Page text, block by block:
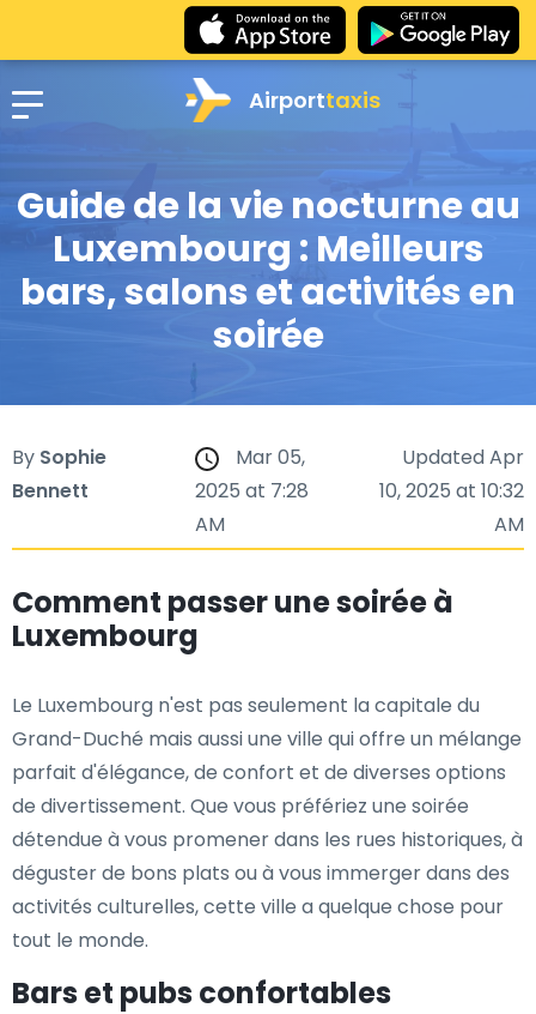
Airporttaxis
Guide de la vie nocturne au
Luxembourg : Meilleurs
bars, salons et activités en
soirée
By Sophie
Bennett
Mar 05,
2025 at 7:28
AM
Updated Apr
10, 2025 at 10:32
AM
Comment passer une soirée à
Luxembourg
Le Luxembourg n'est pas seulement la capitale du
Grand-Duché mais aussi une ville qui offre un mélange
parfait d'élégance, de confort et de diverses options
de divertissement. Que vous préfériez une soirée
détendue à vous promener dans les rues historiques, à
déguster de bons plats ou à vous immerger dans des
activités culturelles, cette ville a quelque chose pour
tout le monde.
Bars et pubs confortables